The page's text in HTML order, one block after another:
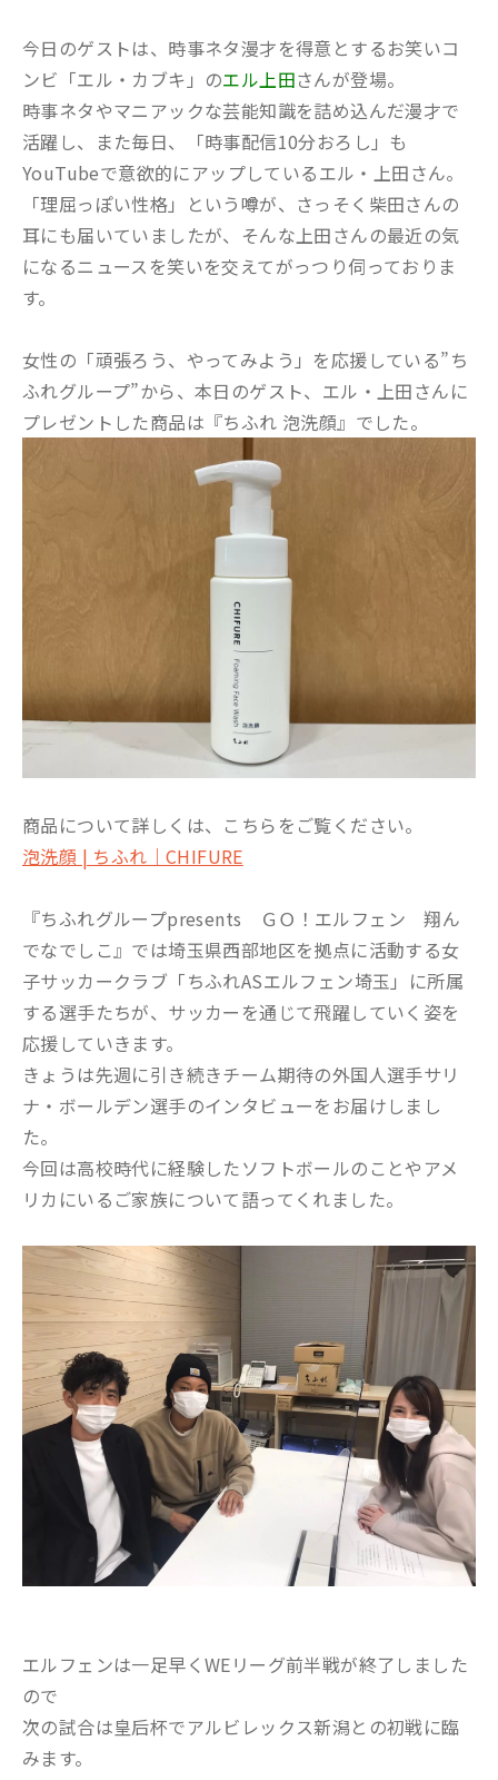
今日のゲストは、 時事ネタ漫才を得意とするお笑いコ
ンビ「エル・カブキ」のエル上田さんが登場。
時事ネタやマニアックな芸能知識を詰め込んだ漫才で
活躍し、また毎日、「時事配信10分おろし」も
YouTubeで意欲的にアップしているエル・上田さん。
「理屈っぽい性格」という噂が、さっそく柴田さんの
耳にも届いていましたが、そんな上田さんの最近の気
になるニュースを笑いを交えてがっつり伺っておりま
す。
女性の「頑張ろう、やってみよう」を応援している”ち
ふれグループ”から、本日のゲスト、エル・上田さんに
プレゼントした商品は『ちふれ 泡洗顔』でした。
商品について詳しくは、こちらをご覧ください。
泡洗顔 | ちふれ｜CHIFURE
『ちふれグループpresents ＧＯ！エルフェン 翔ん
でなでしこ』では埼玉県西部地区を拠点に活動する女
子サッカークラブ「ちふれASエルフェン埼玉」に所属
する選手たちが、サッカーを通じて飛躍していく姿を
応援していきます。
きょうは先週に引き続きチーム期待の外国人選手サリ
ナ・ボールデン選手のインタビューをお届けしまし
た。
今回は高校時代に経験したソフトボールのことやアメ
リカにいるご家族について語ってくれました。
エルフェンは一足早くWEリーグ前半戦が終了しました
ので
次の試合は皇后杯でアルビレックス新潟との初戦に臨
みます。